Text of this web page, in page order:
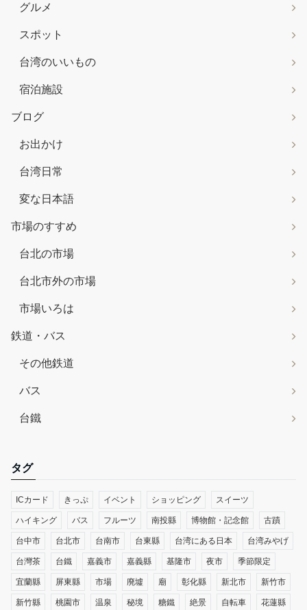
グルメ
スポット
台湾のいいもの
宿泊施設
ブログ
お出かけ
台湾日常
変な日本語
市場のすすめ
台北の市場
台北市外の市場
市場いろは
鉄道・バス
その他鉄道
バス
台鐵
タグ
ICカード きっぷ イベント ショッピング スイーツ
ハイキング バス フルーツ 南投縣 博物館・記念館 古蹟
台中市 台北市 台南市 台東縣 台湾にある日本 台湾みやげ
台灣茶 台鐵 嘉義市 嘉義縣 基隆市 夜市 季節限定
宜蘭縣 屏東縣 市場 廃墟 廟 彰化縣 新北市 新竹市
新竹縣 桃園市 温泉 秘境 糖鐵 絶景 自転車 花蓮縣